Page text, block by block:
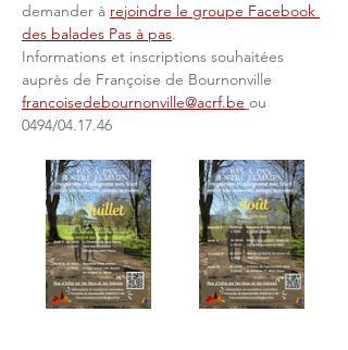
demander à rejoindre le groupe Facebook
des balades Pas à pas.
Informations et inscriptions souhaitées
auprès de Françoise de Bournonville
francoisedebournonville@acrf.be ou
0494/04.17.46